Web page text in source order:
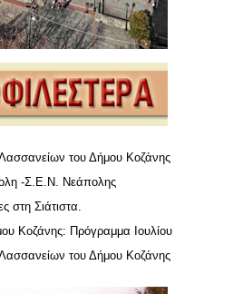
του Δήμου Κοζάνης
-Σ.Ε.Ν. Νεάπολης
στη Σιάτιστα.
Κοζάνης: Πρόγραμμα Ιουλίου
του Δήμου Κοζάνης